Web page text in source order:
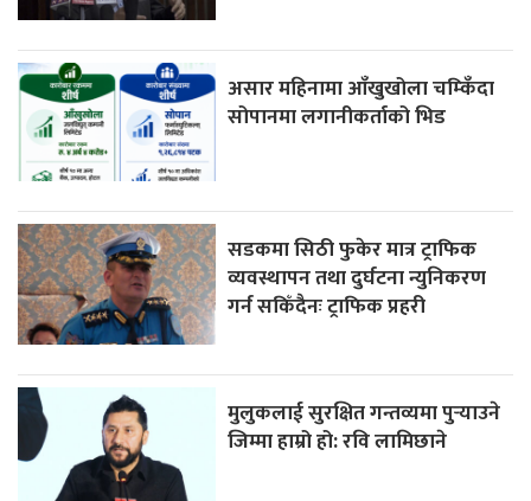
असार महिनामा आँखुखोला चम्किँदा
सोपानमा लगानीकर्ताको भिड
सडकमा सिठी फुकेर मात्र ट्राफिक
व्यवस्थापन तथा दुर्घटना न्युनिकरण
गर्न सकिँदैनः ट्राफिक प्रहरी
मुलुकलाई सुरक्षित गन्तव्यमा पुर्‍याउने
जिम्मा हाम्रो हो: रवि लामिछाने